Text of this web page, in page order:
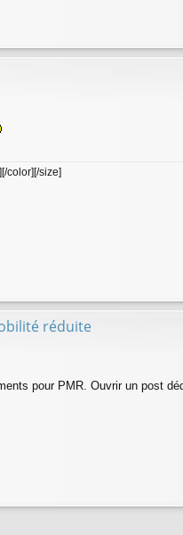
color][/size]
réduite
pour PMR. Ouvrir un post